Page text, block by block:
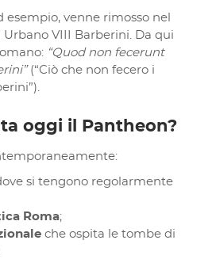
esempio, venne rimosso nel
VIII Barberini. Da qui
“Quod non fecerunt
(“Ciò che non fecero i
oggi il Pantheon?
si tengono regolarmente
Roma;
che ospita le tombe di